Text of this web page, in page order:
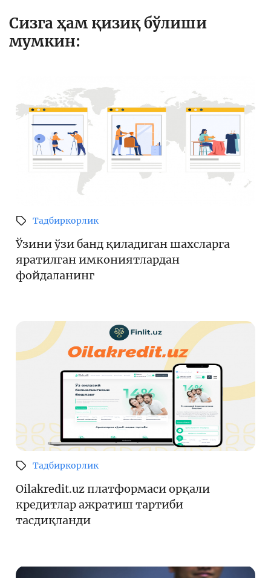
Сизга ҳам қизиқ бўлиши
мумкин:
Тадбиркорлик
Ўзини ўзи банд қиладиган шахсларга
яратилган имкониятлардан
фойдаланинг
Тадбиркорлик
Oilakredit.uz платформаси орқали
кредитлар ажратиш тартиби
тасдиқланди